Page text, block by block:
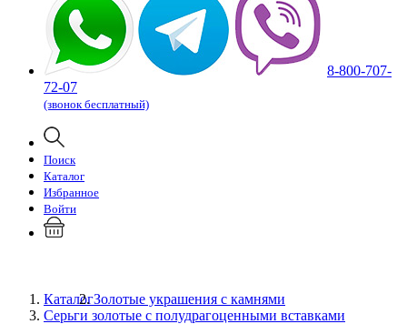
8-800-707-
72-07
(звонок бесплатный)
Поиск
Каталог
Избранное
Войти
КаталогЗолотые украшения с камнями
Серьги золотые с полудрагоценными вставками